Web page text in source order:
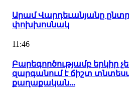
Արամ Վարդեւանյանը
փոխխոսնակ
11:46
Բարեգործությամբ երկիր
զարգանում է ճիշտ
քաղաքական...